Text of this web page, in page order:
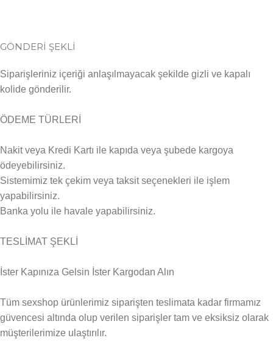
GÖNDERİ ŞEKLİ
Siparişleriniz içeriği anlaşılmayacak şekilde gizli ve kapalı
kolide gönderilir.
ÖDEME TÜRLERİ
Nakit veya Kredi Kartı ile kapıda veya şubede kargoya
ödeyebilirsiniz.
Sistemimiz tek çekim veya taksit seçenekleri ile işlem
yapabilirsiniz.
Banka yolu ile havale yapabilirsiniz.
TESLİMAT ŞEKLİ
İster Kapınıza Gelsin İster Kargodan Alın
Tüm sexshop ürünlerimiz siparişten teslimata kadar firmamız
güvencesi altında olup verilen siparişler tam ve eksiksiz olarak
müşterilerimize ulaştırılır.